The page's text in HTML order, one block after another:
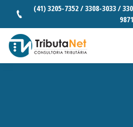
(41) 3205-7352 / 3308-3033 /